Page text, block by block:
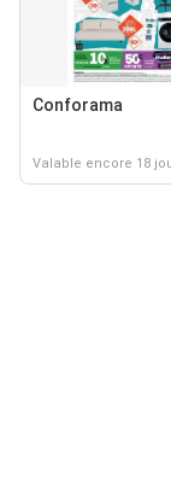
Conforama
Valable encore 18